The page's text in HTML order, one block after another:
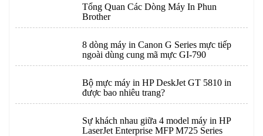
Tổng Quan Các Dòng Máy In Phun
Brother
8 dòng máy in Canon G Series mực tiếp
ngoài dùng cung mã mực GI-790
Bộ mực máy in HP DeskJet GT 5810 in
được bao nhiêu trang?
Sự khách nhau giữa 4 model máy in HP
LaserJet Enterprise MFP M725 Series